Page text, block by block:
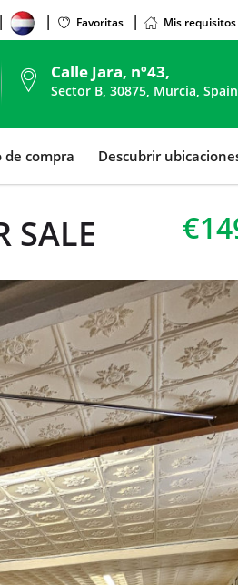
Favoritas Mis requisitos
Calle Jara, nº43,
Sector B, 30875, Murcia, Spain
de compra Descubrir
SALE